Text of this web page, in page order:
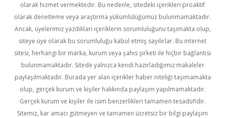
olarak hizmet vermektedir. Bu nedenle, sitedeki içerikleri proaktif
olarak denetleme veya araştırma yükümlülüğümüz bulunmamaktadır.
Ancak, üyelerimiz yazdıkları içeriklerin sorumluluğunu taşımakta olup,
siteye üye olarak bu sorumluluğu kabul etmiş sayılırlar. Bu internet
sitesi, herhangi bir marka, kurum veya şahıs şirketi ile hiçbir bağlantısı
bulunmamaktadır. Sitede yalnızca kendi hazırladığımız makaleler
paylaşılmaktadır. Burada yer alan içerikler haber niteliği taşımamakta
olup, gerçek kurum ve kişiler hakkında paylaşım yapılmamaktadır.
Gerçek kurum ve kişiler ile isim benzerlikleri tamamen tesadüfidir.
Sitemiz, kar amacı gütmeyen ve tamamen ücretsiz bir bilgi paylaşım